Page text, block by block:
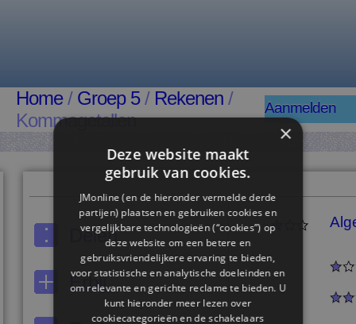
Home/ Groep 5/ Rekenen /
Kommagetallen
Aanmelden
Delen
Erbij
×
Deze website maakt
gebruik van cookies.
JMonline (en de hieronder vermelde derde
partijen) plaatsen en gebruiken cookies en
vergelijkbare technologieën (“cookies”) op
deze website om een ​​betere en
gebruiksvriendelijkere ervaring te bieden,
voor statistische en analytische doeleinden en
om relevante en gerichte reclame te bieden. U
kunt hieronder meer lezen over
cookiecategorieën en de schakelaars